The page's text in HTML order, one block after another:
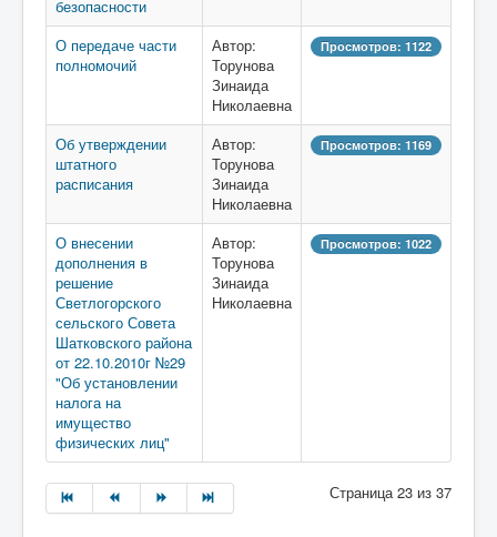
безопасности
О передаче части
полномочий
Автор:
Торунова
Зинаида
Николаевна
Просмотров: 1122
Об утверждении
штатного
расписания
Автор:
Торунова
Зинаида
Николаевна
Просмотров: 1169
О внесении
дополнения в
решение
Светлогорского
сельского Совета
Шатковского района
от 22.10.2010г №29
"Об установлении
налога на
имущество
физических лиц"
Автор:
Торунова
Зинаида
Николаевна
Просмотров: 1022
Страница 23 из 37